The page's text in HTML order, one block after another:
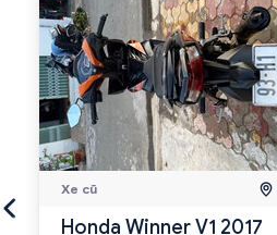
Xe cũ
Honda Winner V1 2017